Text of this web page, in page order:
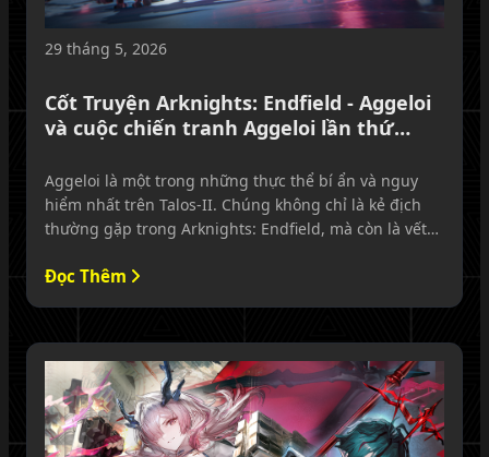
29 tháng 5, 2026
Cốt Truyện Arknights: Endfield - Aggeloi
và cuộc chiến tranh Aggeloi lần thứ
Aggeloi là một trong những thực thể bí ẩn và nguy
hiểm nhất trên Talos-II. Chúng không chỉ là kẻ địch
thường gặp trong Arknights: Endfield, mà còn là vết
phá vùng đất này.
Đọc Thêm